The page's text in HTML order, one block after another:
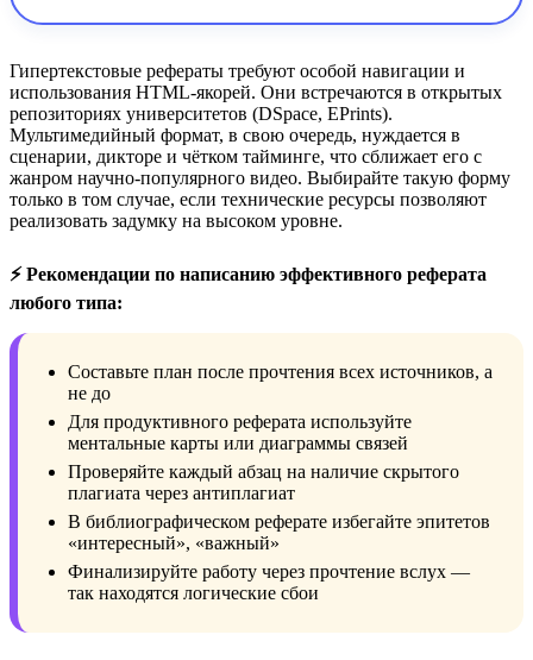
Гипертекстовые рефераты требуют особой навигации и
использования HTML-якорей. Они встречаются в открытых
репозиториях университетов (DSpace, EPrints).
Мультимедийный формат, в свою очередь, нуждается в
сценарии, дикторе и чётком тайминге, что сближает его с
жанром научно-популярного видео. Выбирайте такую форму
только в том случае, если технические ресурсы позволяют
реализовать задумку на высоком уровне.
⚡ Рекомендации по написанию эффективного реферата
любого типа:
Составьте план после прочтения всех источников, а
не до
Для продуктивного реферата используйте
ментальные карты или диаграммы связей
Проверяйте каждый абзац на наличие скрытого
плагиата через антиплагиат
В библиографическом реферате избегайте эпитетов
«интересный», «важный»
Финализируйте работу через прочтение вслух —
так находятся логические сбои